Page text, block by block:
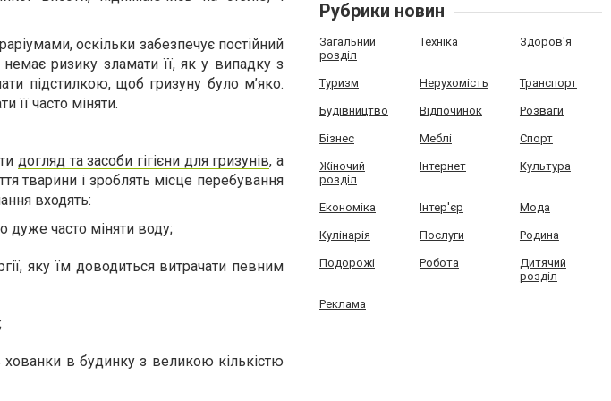
оскільки забезпечує постійний
немає ризику зламати її, як у випадку з
підстилкою, щоб гризуну було м’яко.
її часто міняти.
догляд та засоби гігієни для гризунів, а
тварини і зроблять місце перебування
входять:
дуже часто міняти воду;
яку їм доводиться витрачати певним
в будинку з великою кількістю
Рубрики новин
Загальний
розділ
Техніка Здоров'я
Туризм Нерухомість Транспорт
Будівництво Відпочинок Розваги
Бізнес Меблі Спорт
Жіночий
розділ
Інтернет Культура
Економіка Інтер'єр Мода
Кулінарія Послуги Родина
Подорожі Робота
Дитячий
розділ
Реклама